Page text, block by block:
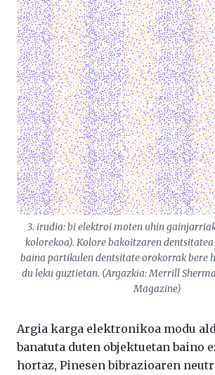
3. irudia: bi elektroi moten uhin
kolorekoa). Kolore bakoitzaren
baina partikulen dentsitate orokorrak bere
du leku guztietan. (Argazkia: Merrill
Magazine)
Argia karga elektronikoa modu
banatuta duten objektuetan baino
hortaz, Pinesen bibrazioaren